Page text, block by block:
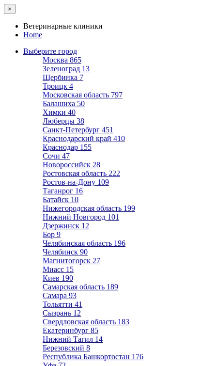
×
Ветеринарные клиники
Home
Выберите город
Москва 865
Зеленоград 13
Щербинка 7
Троицк 4
Московская область 797
Балашиха 50
Химки 40
Люберцы 38
Санкт-Петербург 451
Краснодарский край 410
Краснодар 155
Сочи 47
Новороссийск 28
Ростовская область 222
Ростов-на-Дону 109
Таганрог 16
Батайск 10
Нижегородская область 199
Нижний Новгород 101
Дзержинск 12
Бор 9
Челябинская область 196
Челябинск 90
Магнитогорск 27
Миасс 15
Киев 190
Самарская область 189
Самара 93
Тольятти 41
Сызрань 12
Свердловская область 183
Екатеринбург 85
Нижний Тагил 14
Березовский 8
Республика Башкортостан 176